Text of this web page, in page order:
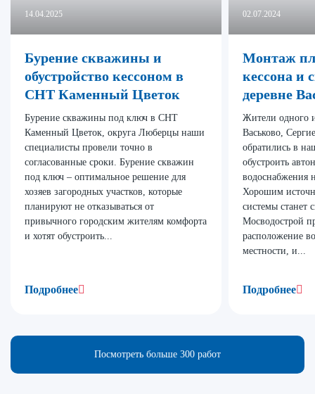
14.04.2025
Бурение скважины и
обустройство кессоном в
СНТ Каменный Цветок
Бурение скважины под ключ в СНТ
Каменный Цветок, округа Люберцы наши
специалисты провели точно в
согласованные сроки. Бурение скважин
под ключ – оптимальное решение для
хозяев загородных участков, которые
планируют не отказываться от
привычного городским жителям комфорта
и хотят обустроить...
Подробнее
02.07.2024
Монтаж
кессона и
деревне
Жители одного
Васьково,
обратились в
обустроить
водоснабжения
Хорошим
системы станет
Мосводострой
расположение
местности, и...
Подробнее
Посмотреть больше 300 работ